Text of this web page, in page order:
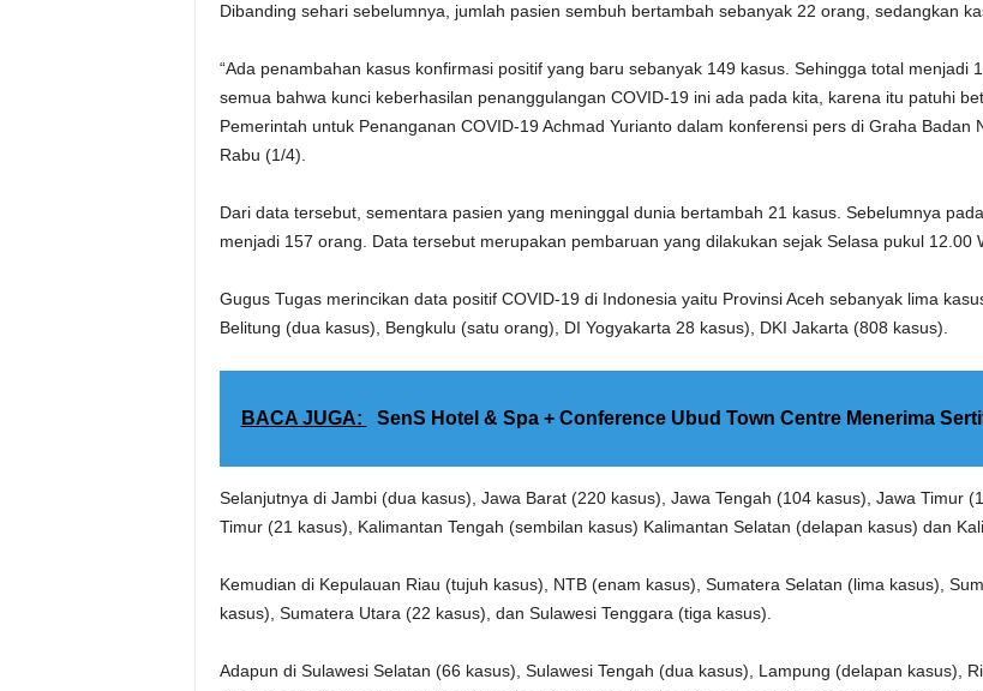
Dibanding sehari sebelumnya, jumlah pasien sembuh bertambah sebanyak 22 orang, sedangkan
“Ada penambahan kasus konfirmasi positif yang baru sebanyak 149 kasus. Sehingga total menjadi
semua bahwa kunci keberhasilan penanggulangan COVID-19 ini ada pada kita, karena itu patuhi
Pemerintah untuk Penanganan COVID-19 Achmad Yurianto dalam konferensi pers di Graha Badan
Rabu (1/4).
Dari data tersebut, sementara pasien yang meninggal dunia bertambah 21 kasus. Sebelumnya
menjadi 157 orang. Data tersebut merupakan pembaruan yang dilakukan sejak Selasa pukul 12.00
Gugus Tugas merincikan data positif COVID-19 di Indonesia yaitu Provinsi Aceh sebanyak lima
Belitung (dua kasus), Bengkulu (satu orang), DI Yogyakarta 28 kasus), DKI Jakarta (808 kasus).
BACA JUGA: SenS Hotel & Spa + Conference Ubud Town Centre Menerima
Selanjutnya di Jambi (dua kasus), Jawa Barat (220 kasus), Jawa Tengah (104 kasus), Jawa Timur
Timur (21 kasus), Kalimantan Tengah (sembilan kasus) Kalimantan Selatan (delapan kasus) dan
Kemudian di Kepulauan Riau (tujuh kasus), NTB (enam kasus), Sumatera Selatan (lima kasus),
kasus), Sumatera Utara (22 kasus), dan Sulawesi Tenggara (tiga kasus).
Adapun di Sulawesi Selatan (66 kasus), Sulawesi Tengah (dua kasus), Lampung (delapan kasus),